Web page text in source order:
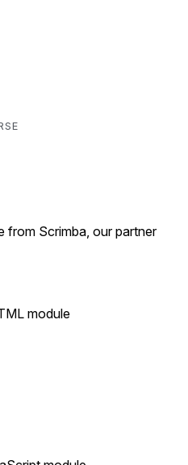
from Scrimba, our partner
module